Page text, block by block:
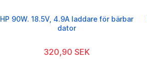
HP 90W. 18.5V, 4.9A laddare för bärbar
dator
320,90 SEK